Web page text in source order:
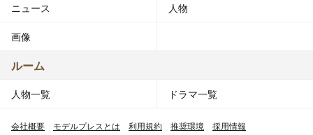
ニュース 人物
画像
ルーム
人物一覧 ドラマ一覧
会社概要 モデルプレスとは 利用規約 推奨環境 採用情報